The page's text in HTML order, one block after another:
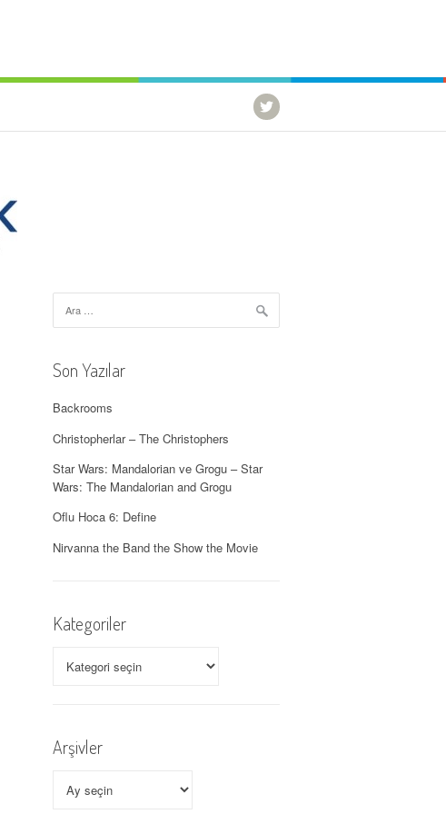
Son Yazılar
Backrooms
Christopherlar – The Christophers
Star Wars: Mandalorian ve Grogu – Star
Wars: The Mandalorian and Grogu
Oflu Hoca 6: Define
Nirvanna the Band the Show the Movie
Kategoriler
Arşivler